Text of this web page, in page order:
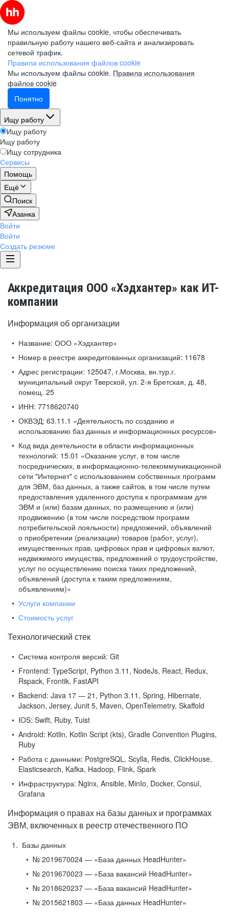
Мы используем файлы cookie, чтобы обеспечивать
правильную работу нашего веб-сайта и анализировать
сетевой трафик.
Правила использования файлов cookie
Мы используем файлы cookie. Правила использования
файлов cookie
Понятно
Ищу работу
Ищу работу
Ищу работу
Ищу сотрудника
Сервисы
Помощь
Ещё
Поиск
Азанка
Войти
Войти
Создать резюме
Аккредитация ООО «Хэдхантер» как ИТ-
компании
Информация об организации
Название: ООО «Хэдхантер»
Номер в реестре аккредитованных организаций: 11678
Адрес регистрации: 125047, г.Москва, вн.тур.г.
муниципальный округ Тверской, ул. 2-я Бретская, д. 48,
помещ. 25
ИНН: 7718620740
ОКВЭД: 63.11.1 «Деятельность по созданию и
использованию баз данных и информационных ресурсов»
Код вида деятельности в области информационных
технологий: 15.01 «Оказание услуг, в том числе
посреднических, в информационно-телекоммуникационной
сети "Интернет" с использованием собственных программ
для ЭВМ, баз данных, а также сайтов, в том числе путем
предоставления удаленного доступа к программам для
ЭВМ и (или) базам данных, по размещению и (или)
продвижению (в том числе посредством программ
потребительской лояльности) предложений, объявлений
о приобретении (реализации) товаров (работ, услуг),
имущественных прав, цифровых прав и цифровых валют,
недвижимого имущества, предложений о трудоустройстве,
услуг по осуществлению поиска таких предложений,
объявлений (доступа к таким предложениям,
объявлениям)»
Услуги компании
Стоимость услуг
Технологический стек
Система контроля версий: Git
Frontend: TypeScript, Python 3.11, NodeJs, React, Redux,
Rspack, Frontik, FastAPI
Backend: Java 17 — 21, Python 3.11, Spring, Hibernate,
Jackson, Jersey, Junit 5, Maven, OpenTelemetry, Skaffold
IOS: Swift, Ruby, Tuist
Android: Kotlin, Kotlin Script (kts), Gradle Convention Plugins,
Ruby
Работа с данными: PostgreSQL, Scylla, Redis, ClickHouse,
Elasticsearch, Kafka, Hadoop, Flink, Spark
Инфраструктура: Nginx, Ansible, MinIo, Docker, Consul,
Grafana
Информация о правах на базы данных и программах
ЭВМ, включенных в реестр отечественного ПО
Базы данных
№ 2019670024 — «База данных HeadHunter»
№ 2019670023 — «База вакансий HeadHunter»
№ 2018620237 — «База вакансий HeadHunter»
№ 2015621803 — «База данных HeadHunter»